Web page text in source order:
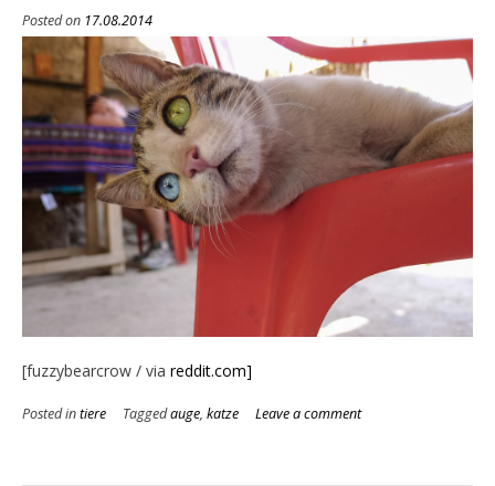
Posted on 17.08.2014
[fuzzybearcrow / via reddit.com]
Posted intiere Taggedauge, katze Leave a comment